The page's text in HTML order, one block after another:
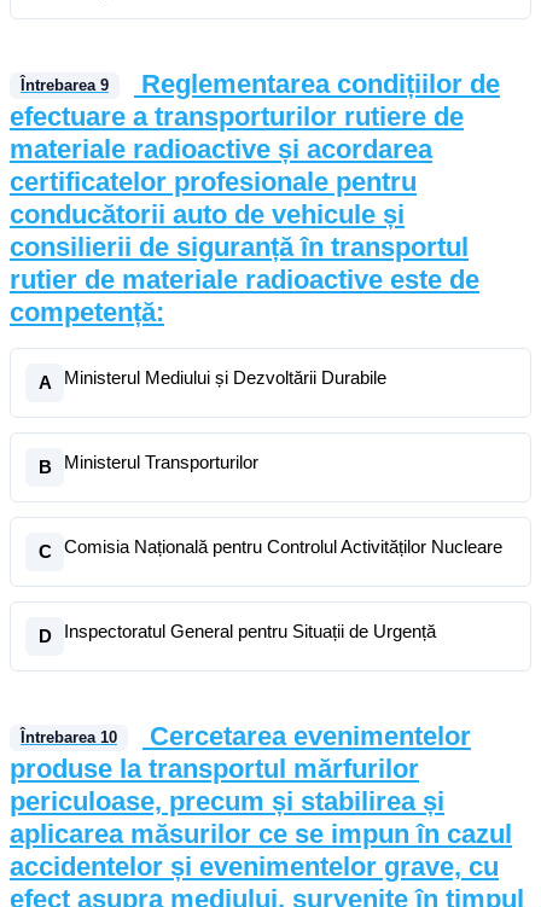
Întrebarea 9
Reglementarea condițiilor de
efectuare a transporturilor rutiere de
materiale radioactive și acordarea
certificatelor profesionale pentru
conducătorii auto de vehicule și
consilierii de siguranță în transportul
rutier de materiale radioactive este de
competență:
A Ministerul Mediului și Dezvoltării Durabile
B Ministerul Transporturilor
C Comisia Națională pentru Controlul Activităților Nucleare
D Inspectoratul General pentru Situații de Urgență
Întrebarea 10
Cercetarea evenimentelor
produse la transportul mărfurilor
periculoase, precum și stabilirea și
aplicarea măsurilor ce se impun în cazul
accidentelor și evenimentelor grave, cu
efect asupra mediului, survenite în timpul